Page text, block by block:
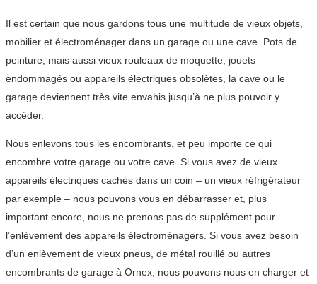
Il est certain que nous gardons tous une multitude de vieux objets,
mobilier et électroménager dans un garage ou une cave. Pots de
peinture, mais aussi vieux rouleaux de moquette, jouets
endommagés ou appareils électriques obsolètes, la cave ou le
garage deviennent très vite envahis jusqu’à ne plus pouvoir y
accéder.
Nous enlevons tous les encombrants, et peu importe ce qui
encombre votre garage ou votre cave. Si vous avez de vieux
appareils électriques cachés dans un coin – un vieux réfrigérateur
par exemple – nous pouvons vous en débarrasser et, plus
important encore, nous ne prenons pas de supplément pour
l’enlèvement des appareils électroménagers. Si vous avez besoin
d’un enlèvement de vieux pneus, de métal rouillé ou autres
encombrants de garage à Ornex, nous pouvons nous en charger et